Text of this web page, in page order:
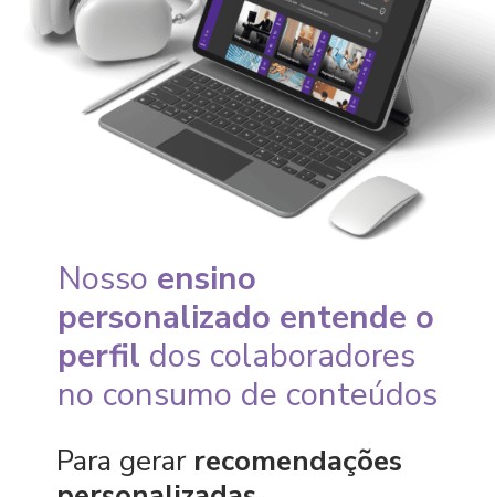
Nosso ensino
personalizado entende o
perfil dos colaboradores
no consumo de conteúdos
Para gerar recomendações